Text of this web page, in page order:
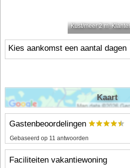
Kust/meer 2 m
Kies aankomst een aantal dagen
Gastenbeoordelingen
Gebaseerd op 11 antwoorden
Faciliteiten vakantiewoning
Kaart